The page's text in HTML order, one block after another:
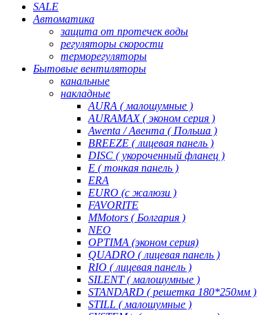
SALE
Автоматика
защита от протечек воды
регуляторы скорости
терморегуляторы
Бытовые вентиляторы
канальные
накладные
AURA ( малошумные )
AURAMAX ( эконом серия )
Awenta / Авента ( Польша )
BREEZE ( лицевая панель )
DISC ( укороченный фланец )
E ( тонкая панель )
ERA
EURO (с жалюзи )
FAVORITE
MMotors ( Болгария )
NEO
OPTIMA (эконом серия)
QUADRO ( лицевая панель )
RIO ( лицевая панель )
SILENT ( малошумные )
STANDARD ( решетка 180*250мм )
STILL ( малошумные )